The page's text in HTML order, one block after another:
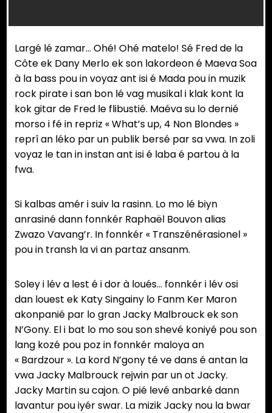
Largé lé zamar… Ohé! Ohé matelo! Sé Fred de la
Côte ek Dany Merlo ek son lakordeon é Maeva Soa
à la bass pou in voyaz ant isi é Mada pou in muzik
rock pirate i san bon lé vag musikal i klak kont la
kok gitar de Fred le flibustié. Maéva su lo dernié
morso i fé in repriz « What’s up, 4 Non Blondes »
reprî an léko par un publik bersé par sa vwa. In zoli
voyaz le tan in instan ant isi é laba é partou à la
fwa.
Si kalbas amér i suiv la rasinn. Lo mo lé biyn
anrasiné dann fonnkér Raphaël Bouvon alias
Zwazo Vavang’r. In fonnkér « Transzénérasionel »
pou in transh la vi an partaz ansanm.
Soley i lév a lest é i dor à loués… fonnkér i lév osi
dan louest ek Katy Singainy lo Fanm Ker Maron
akonpanié par lo gran Jacky Malbrouck ek son
N’Gony. El i bat lo mo sou son shevé koniyé pou son
lang kozé pou poz in fonnkér maloya an
« Bardzour ». La kord N’gony té ve dans é antan la
vwa Jacky Malbrouck rejwin par un ot Jacky.
Jacky Martin su cajon. O pié levé anbarké dann
lavantur pou iyér swar. La mizik Jacky nou la bwar